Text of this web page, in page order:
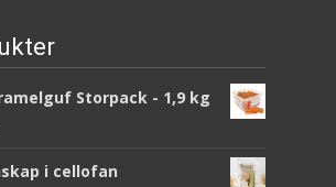
Storpack - 1,9 kg
i cellofan